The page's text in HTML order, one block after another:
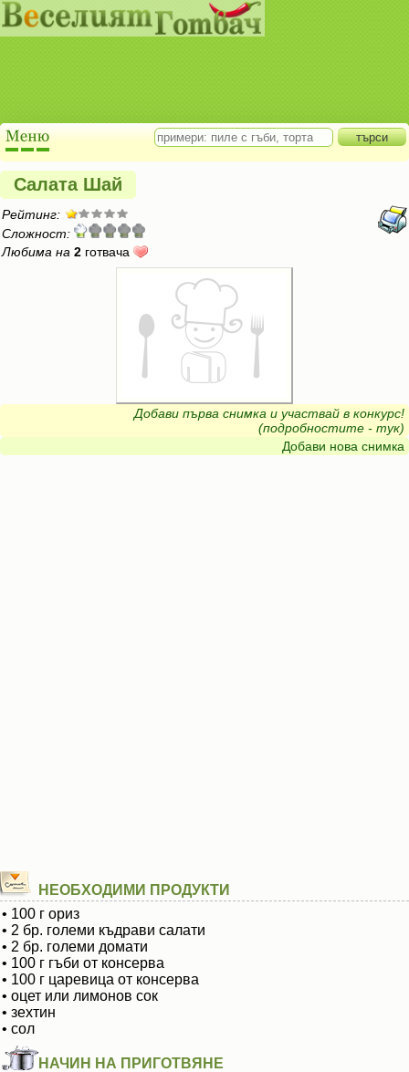
Салата Шай
Рейтинг:
Сложност:
Любима на 2 готвача
Добави първа снимка и участвай в конкурс!
(подробностите - тук)
Добави нова снимка
НЕОБХОДИМИ ПРОДУКТИ
• 100 г ориз
• 2 бр. големи къдрави салати
• 2 бр. големи домати
• 100 г гъби от консерва
• 100 г царевица от консерва
• оцет или лимонов сок
• зехтин
• сол
НАЧИН НА ПРИГОТВЯНЕ